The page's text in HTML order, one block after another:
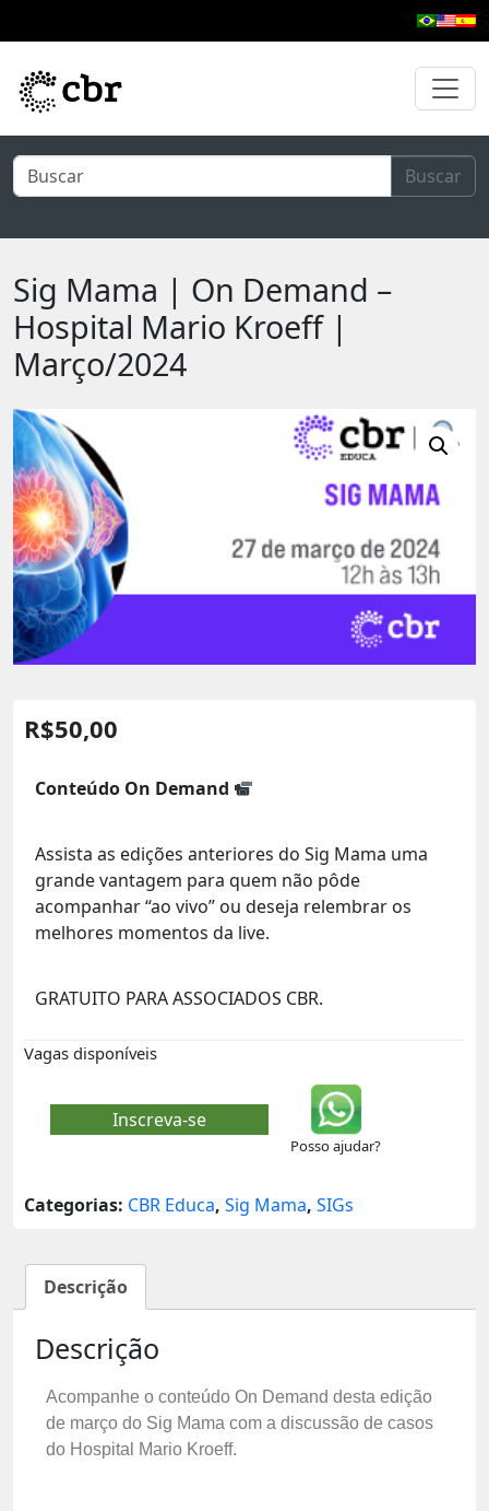
Buscar
Sig Mama | On Demand –
Hospital Mario Kroeff |
Março/2024
R$50,00
Conteúdo On Demand
Assista as edições anteriores do Sig Mama uma
grande vantagem para quem não pôde
acompanhar “ao vivo” ou deseja relembrar os
melhores momentos da live.
GRATUITO PARA ASSOCIADOS CBR.
Vagas disponíveis
Inscreva-se
Posso ajudar?
Categorias: CBR Educa, Sig Mama, SIGs
Descrição
Descrição
Acompanhe o conteúdo On Demand desta edição
de março do Sig Mama com a discussão de casos
do Hospital Mario Kroeff.